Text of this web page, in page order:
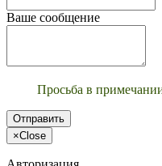
Ваше сообщение
Просьба в
Отправить
×Close